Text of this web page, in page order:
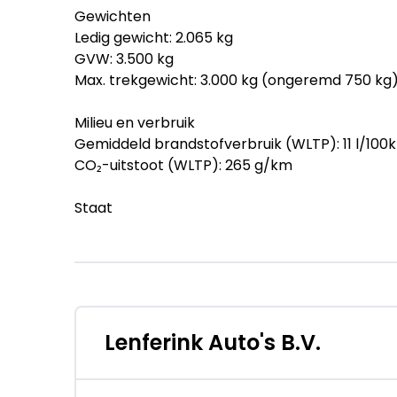
Gewichten
Ledig gewicht: 2.065 kg
GVW: 3.500 kg
Max. trekgewicht: 3.000 kg (ongeremd 750 kg)
Milieu en verbruik
Gemiddeld brandstofverbruik (WLTP): 11 l/
CO₂-uitstoot (WLTP): 265 g/km
Staat
Financiële informatie
BTW/marge: BTW verrekenbaar voor
Leaseprijs: € 569 p/m (financial lease, 72
Lenferink Auto's B.V.